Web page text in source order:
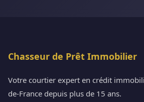
Chasseur de Prêt Immobilier
Votre courtier expert en crédit
de-France depuis plus de 15 ans.